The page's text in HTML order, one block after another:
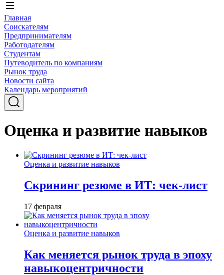
Главная
Соискателям
Предпринимателям
Работодателям
Студентам
Путеводитель по компаниям
Рынок труда
Новости сайта
Календарь мероприятий
Оценка и развитие навыков
Оценка и развитие навыков
Скрининг резюме в ИТ: чек-лист
17 февраля
Оценка и развитие навыков
Как меняется рынок труда в эпоху
навыкоцентричности